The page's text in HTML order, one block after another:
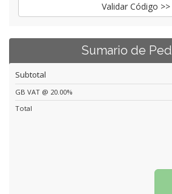
Validar Código >>
Sumario de
Subtotal
GB VAT @ 20.00%
Total